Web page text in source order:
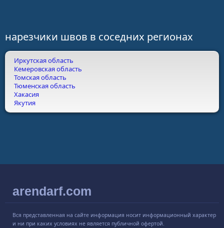
нарезчики швов в соседних регионах
Иркутская область
Кемеровская область
Томская область
Тюменская область
Хакасия
Якутия
arendarf.com
Вся представленная на сайте информация носит информационный характер
и ни при каких условиях не является публичной офертой.